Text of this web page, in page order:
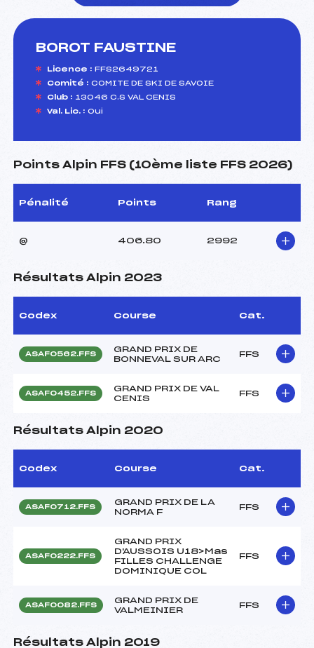
BOROT FAUSTINE
Licence : FFS2649721
Comité : COMITE DE SKI DE SAVOIE
Club : 13046 C.S VAL CENIS
Val. Lic. : Oui
Points Alpin FFS (10ème liste FFS 2026)
Pénalité Points Rang
@ 406.80 2992
Résultats Alpin 2023
Codex Course Cat.
ASAF0562.FFS
GRAND PRIX DE
BONNEVAL SUR ARC
FFS
ASAF0452.FFS
GRAND PRIX DE VAL
CENIS
FFS
Résultats Alpin 2020
Codex Course Cat.
ASAF0712.FFS
GRAND PRIX DE LA
NORMA F
FFS
ASAF0222.FFS
GRAND PRIX
D'AUSSOIS U18>Mas
FILLES CHALLENGE
DOMINIQUE COL
FFS
ASAF0082.FFS
GRAND PRIX DE
VALMEINIER
FFS
Résultats Alpin 2019